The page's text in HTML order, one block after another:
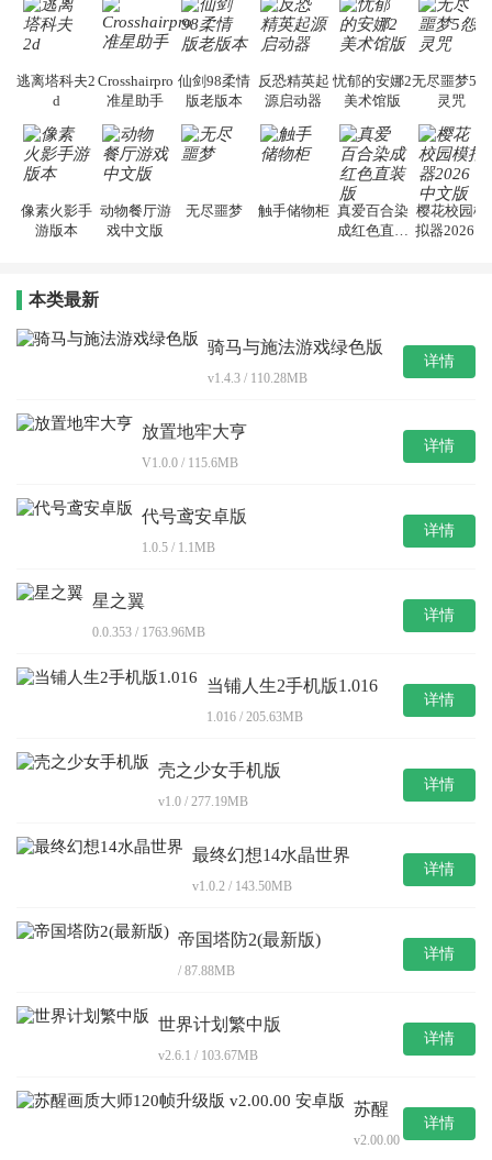
逃离塔科夫2
d
Crosshairpro
准星助手
仙剑98柔情
版老版本
反恐精英起
源启动器
忧郁的安娜2
美术馆版
无尽噩梦5怨
灵咒
像素火影手
游版本
动物餐厅游
戏中文版
无尽噩梦 触手储物柜 真爱百合染
成红色直装
樱花校园模
拟器2026中
本类最新
骑马与施法游戏绿色版
v1.4.3 / 110.28MB
详情
放置地牢大亨
V1.0.0 / 115.6MB
详情
代号鸢安卓版
1.0.5 / 1.1MB
详情
星之翼
0.0.353 / 1763.96MB
详情
当铺人生2手机版1.016
1.016 / 205.63MB
详情
壳之少女手机版
v1.0 / 277.19MB
详情
最终幻想14水晶世界
v1.0.2 / 143.50MB
详情
帝国塔防2(最新版)
/ 87.88MB
详情
世界计划繁中版
v2.6.1 / 103.67MB
详情
苏醒
大师
v2.00.00
详情